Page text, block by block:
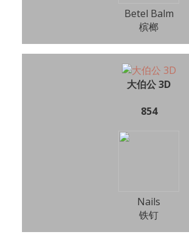
Betel Balm
槟榔
大伯公 3D
854
Nails
铁钉